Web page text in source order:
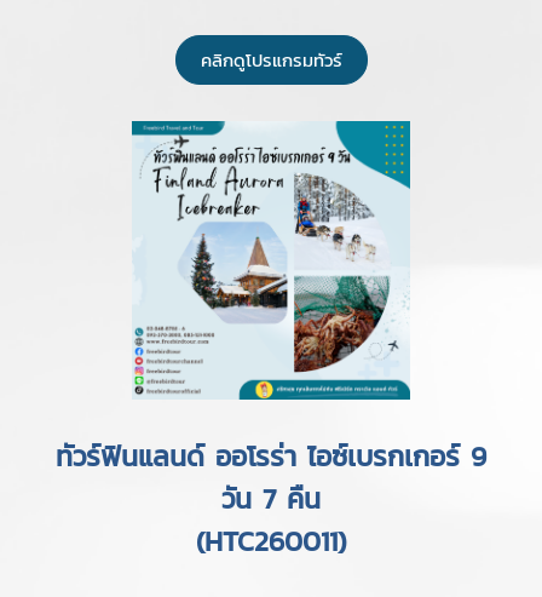
คลิกดูโปรแกรมทัวร์
ทัวร์ฟินแลนด์ ออโรร่า ไอซ์เบรกเกอร์ 9
วัน 7 คืน
(HTC260011)